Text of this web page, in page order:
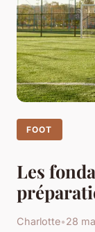
FOOT
Les
Charlotte•28